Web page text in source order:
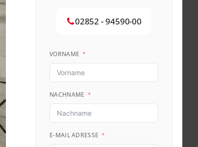
02852 - 94590-00
VORNAME
NACHNAME
E-MAIL ADRESSE